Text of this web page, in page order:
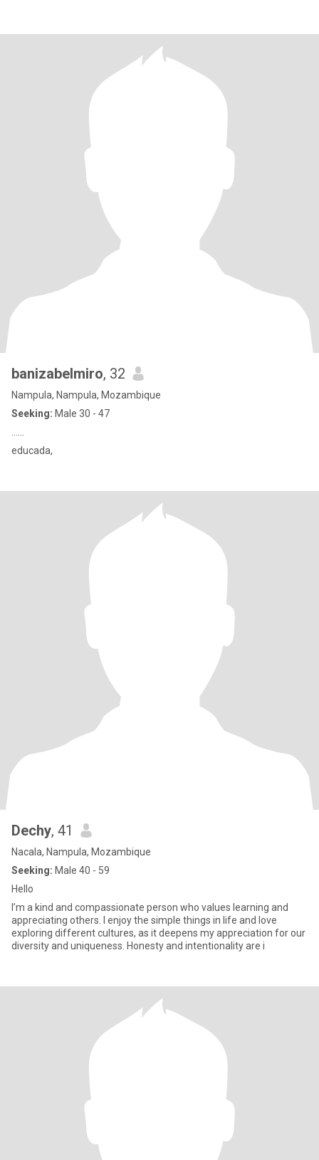
banizabelmiro, 32
Nampula, Nampula, Mozambique
Seeking: Male 30 - 47
educada,
Dechy, 41
Nacala, Nampula, Mozambique
Seeking: Male 40 - 59
Hello
I’m a kind and compassionate person who values learning and
appreciating others. I enjoy the simple things in life and love
exploring different cultures, as it deepens my appreciation for our
diversity and uniqueness. Honesty and intentionality are i